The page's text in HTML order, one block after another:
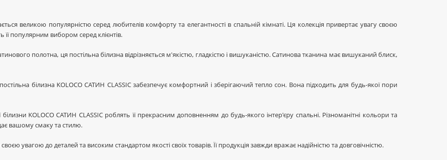
великою популярністю серед любителів комфорту та елегантності в спальній кімнаті. Ця колекція привертає увагу своєю
популярним вибором серед клієнтів.
полотна, ця постільна білизна відрізняється м'якістю, гладкістю і вишуканістю. Сатинова тканина має вишуканий блиск,
білизна KOLOCO САТИН CLASSIC забезпечує комфортний і зберігаючий тепло сон. Вона підходить для будь-якої пори
білизни KOLOCO САТИН CLASSIC роблять її прекрасним доповненням до будь-якого інтер'єру спальні. Різноманітні кольори та
вашому смаку та стилю.
увагою до деталей та високим стандартом якості своїх товарів. Її продукція завжди вражає надійністю та довговічністю.